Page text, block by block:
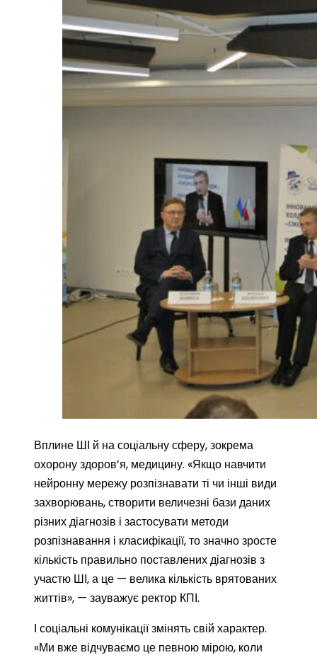
Вплине ШІ й на соціальну сферу, зокрема
охорону здоров’я, медицину. «Якщо навчити
нейронну мережу розпізнавати ті чи інші види
захворювань, створити величезні бази даних
різних діагнозів і застосувати методи
розпізнавання і класифікації, то значно зросте
кількість правильно поставлених діагнозів з
участю ШІ, а це — велика кількість врятованих
життів», — зауважує ректор КПІ.
І соціальні комунікації змінять свій характер.
«Ми вже відчуваємо це певною мірою, коли